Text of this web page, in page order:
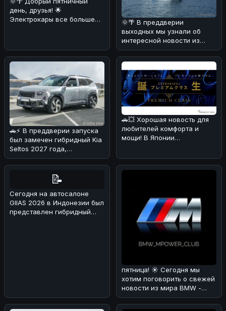
день, друзья! 🌟
Электрокары все больше
🌞🌴 В преддверии
выходных мы узнали об
интересной новости из
Японии! 🚗💦 Компания Fuji
Quick Bus з
🚗⚡ В преддверии запуска
был замечен гибридный Kia
Seltos 2027 года,
проходящий испытания в
Альпах!
🚗💥 Хорошая новость для
любителей комфорта и
мощи! В Японии
📝
Сегодня на автосалоне
GIIAS 2026 в Индонезии был
представлен гибридный
пятница! ☀️ Сегодня мы
хотим поговорить о свежей
новости из мира BMW -
люксовом SUV X7 Individual
в